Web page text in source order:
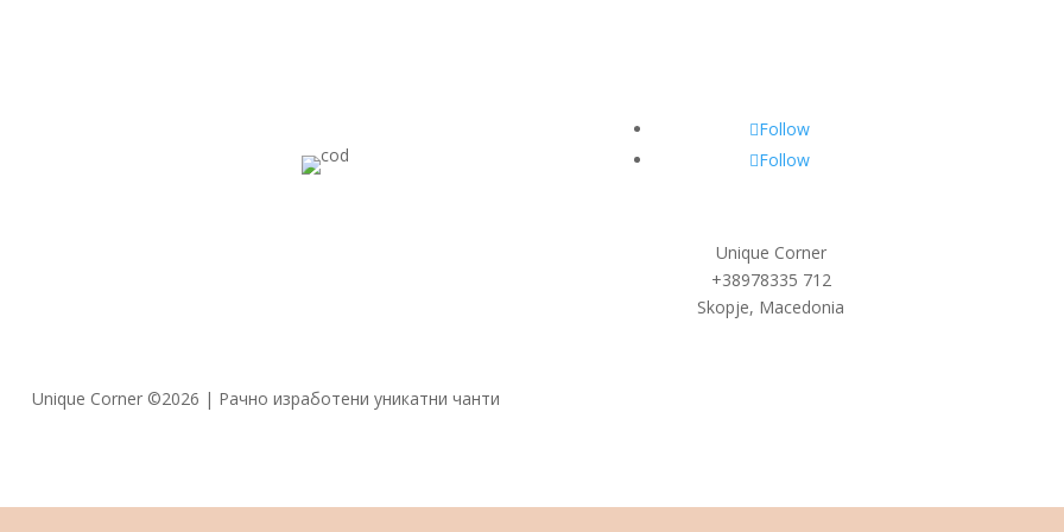
Follow
Follow
Unique Corner
+38978335 712
Skopje, Macedonia
Unique Corner ©2026 | Рачно изработени уникатни чанти